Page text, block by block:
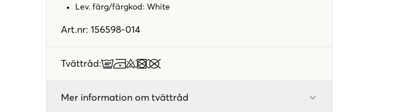
Lev. färg/färgkod : White
Art.nr: 156598-014
Tvättråd:
Mer information om tvättråd